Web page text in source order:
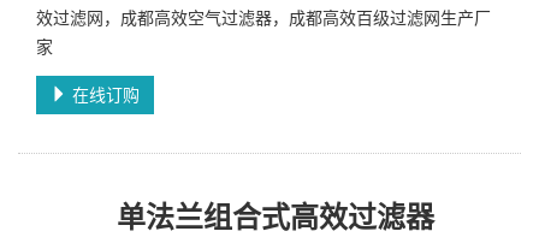
效过滤网，成都高效空气过滤器，成都高效百级过滤网生产厂
家
在线订购
单法兰组合式高效过滤器